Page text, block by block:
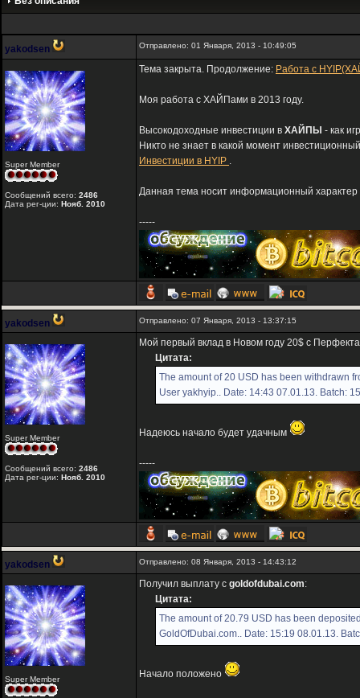
yakodsen Отправлено: 01 Января, 2013 - 10:49:05
Super Member
Сообщений всего: 2486
Дата рег-ции: Нояб. 2010
Тема закрыта. Продолжение: Работа с
Моя работа с ХАЙПами в 2013 году.
Высокодоходные инвестиции в ХАЙПЫ - как
Никто не знает в какой момент
Инвестиции в HYIP .
Данная тема носит информационный характер
-----
yakodsen Отправлено: 07 Января, 2013 - 13:37:15
Super Member
Сообщений всего: 2486
Дата рег-ции: Нояб. 2010
Мой первый вклад в Новом году 20$ с
Цитата:
The amount of 20 USD has been withdrawn
User yakhyip.. Date: 14:43 07.01.13. Batch:
Надеюсь начало будет удачным
-----
yakodsen Отправлено: 08 Января, 2013 - 14:43:12
Super Member
Получил выплату с goldofdubai.com:
Цитата:
The amount of 20.79 USD has been
GoldOfDubai.com.. Date: 15:19 08.01.13.
Начало положено